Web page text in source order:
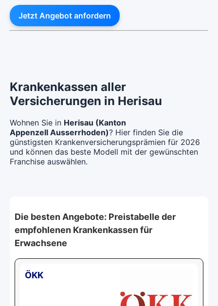
Jetzt Angebot anfordern
Krankenkassen aller
Versicherungen in Herisau
Wohnen Sie in Herisau (Kanton
Appenzell Ausserrhoden)? Hier finden Sie die
günstigsten Krankenversicherungsprämien für 2026
und können das beste Modell mit der gewünschten
Franchise auswählen.
Die besten Angebote: Preistabelle der
empfohlenen Krankenkassen für
Erwachsene
ÖKK